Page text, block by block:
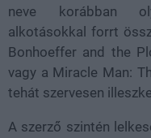
neve korábban
alkotásokkal forrt
Bonhoeffer and the
vagy a Miracle Man:
tehát szervesen
A szerző szintén